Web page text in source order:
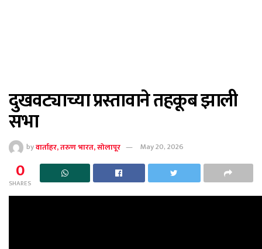
दुखवट्याच्या प्रस्तावाने तहकूब झाली
सभा
byवार्ताहर, तरुण भारत, सोलापूर May 20, 2026
0
SHARES